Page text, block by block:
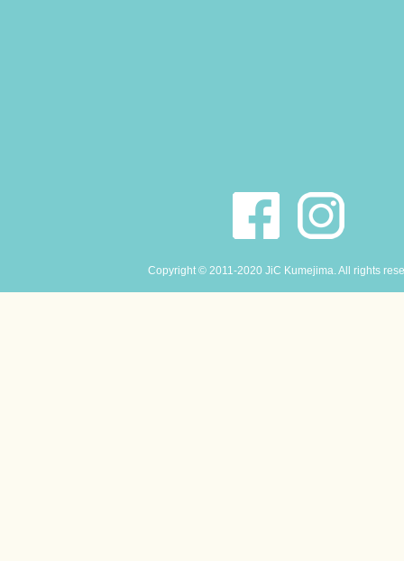
Copyright © 2011-2020 JiC Kumejima. All rights